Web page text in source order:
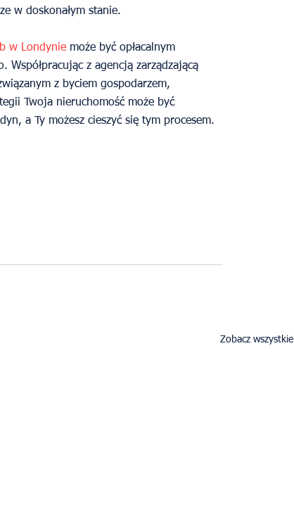
w doskonałym stanie.
w Londynie może być opłacalnym
Współpracując z agencją zarządzającą
z byciem gospodarzem,
Twoja nieruchomość może być
a Ty możesz cieszyć się tym procesem.
Zobacz wszystkie